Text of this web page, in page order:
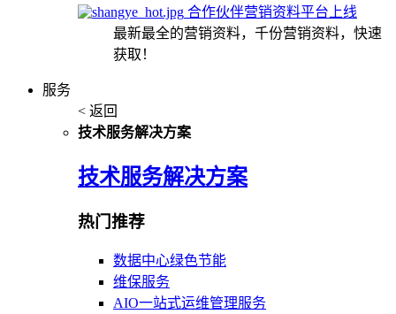
合作伙伴营销资料平台上线
最新最全的营销资料，千份营销资料，快速
获取！
服务
< 返回
技术服务解决方案
技术服务解决方案
热门推荐
数据中心绿色节能
维保服务
AIO一站式运维管理服务